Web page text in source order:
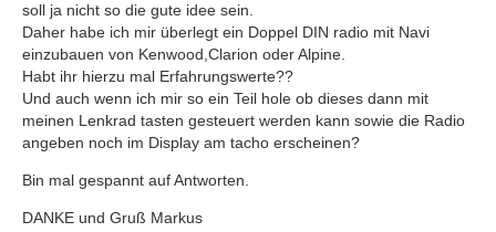
soll ja nicht so die gute idee sein.
Daher habe ich mir überlegt ein Doppel DIN radio mit Navi
einzubauen von Kenwood,Clarion oder Alpine.
Habt ihr hierzu mal Erfahrungswerte??
Und auch wenn ich mir so ein Teil hole ob dieses dann mit
meinen Lenkrad tasten gesteuert werden kann sowie die Radio
angeben noch im Display am tacho erscheinen?
Bin mal gespannt auf Antworten.
DANKE und Gruß Markus